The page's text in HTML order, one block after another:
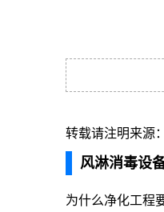
转载请注明来源：
风淋消毒设
为什么净化工程